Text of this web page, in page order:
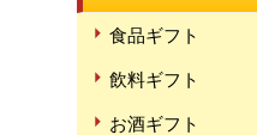
食品ギフト
飲料ギフト
お酒ギフト